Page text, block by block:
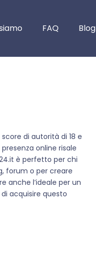
FAQ Blog
di autorità di 18 e
online risale
è perfetto per chi
forum o per creare
anche l’ideale per un
acquisire questo